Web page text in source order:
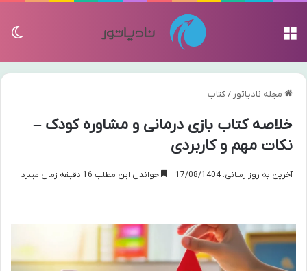
مجله نادیاتور /کتاب
خلاصه کتاب بازی درمانی و مشاوره کودک –
نکات مهم و کاربردی
آخرین به روز رسانی: 17/08/1404 خواندن این مطلب 16 دقیقه زمان میبرد